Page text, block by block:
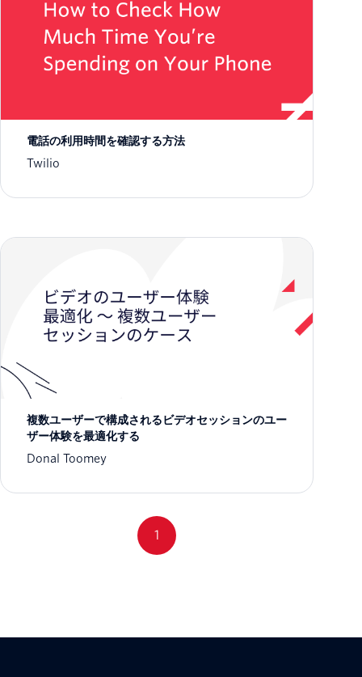
電話の利用時間を確認する方法
Twilio
複数ユーザーで構成されるビデオセッションのユー
ザー体験を最適化する
Donal Toomey
1